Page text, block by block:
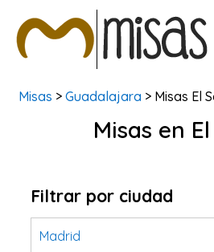
BUSCAR MISAS
Misas > Guadalajara > Misas El
Misas en
Filtrar por ciudad
Madrid